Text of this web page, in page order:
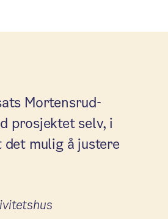
Mortensrud-
prosjektet selv, i
mulig å justere